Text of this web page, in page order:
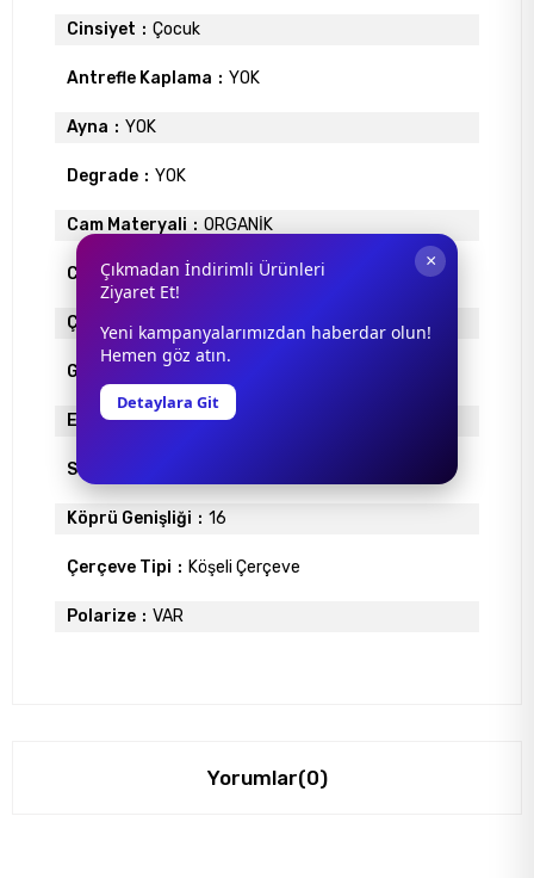
Cinsiyet Çocuk
Antrefle Kaplama YOK
Ayna YOK
Degrade YOK
Cam Materyali ORGANİK
Cam Rengi PEMBE
Çerçeve Materyali ASETAT
Gövde Rengi
Ekartman 49
Sap Uzunlugu
Köprü Genişliği 16
Çerçeve Tipi Köşeli Çerçeve
Polarize VAR
Yorumlar(0)
×
Çıkmadan İndirimli Ürünleri
Ziyaret Et!
Yeni kampanyalarımızdan haberdar olun!
Hemen göz atın.
Detaylara Git